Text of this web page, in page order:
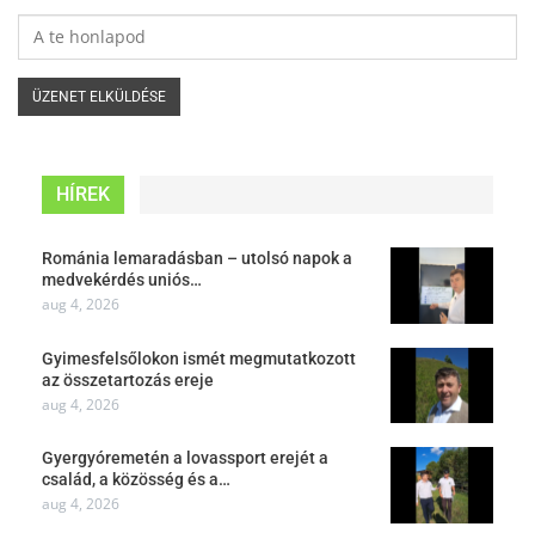
HÍREK
Románia lemaradásban – utolsó napok a
medvekérdés uniós…
aug 4, 2026
Gyimesfelsőlokon ismét megmutatkozott
az összetartozás ereje
aug 4, 2026
Gyergyóremetén a lovassport erejét a
család, a közösség és a…
aug 4, 2026